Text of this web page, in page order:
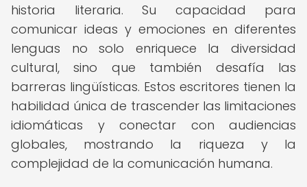
historia literaria. Su capacidad para
comunicar ideas y emociones en diferentes
lenguas no solo enriquece la diversidad
cultural, sino que también desafía las
barreras lingüísticas. Estos escritores tienen la
habilidad única de trascender las limitaciones
idiomáticas y conectar con audiencias
globales, mostrando la riqueza y la
complejidad de la comunicación humana.